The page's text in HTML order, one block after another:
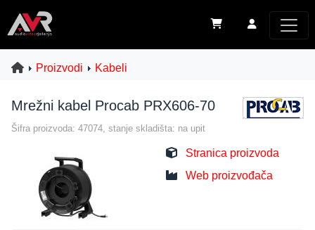
Proizvodi Kabeli
Mrežni kabel Procab PRX606-70
Šifra proizvoda: 47074, stanje skladišta: na upit
Stranica proizvoda
Web proizvođača